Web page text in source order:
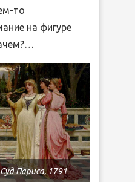
то
на фигуре
Париса, 1791